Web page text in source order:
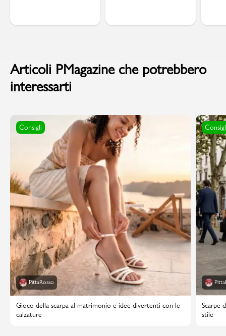
Articoli PMagazine che potrebbero
interessarti
Consigli
PittaRosso
Gioco della scarpa al matrimonio e idee divertenti con le
calzature
Scarpe
stile